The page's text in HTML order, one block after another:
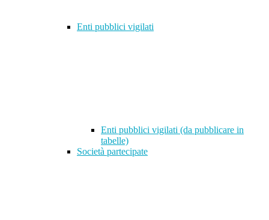
Enti pubblici vigilati
Enti pubblici vigilati (da pubblicare in
tabelle)
Società partecipate